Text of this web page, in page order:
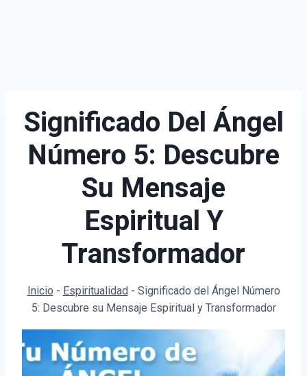
Significado Del Ángel
Número 5: Descubre
Su Mensaje
Espiritual Y
Transformador
Inicio - Espiritualidad - Significado del Ángel Número
5: Descubre su Mensaje Espiritual y Transformador